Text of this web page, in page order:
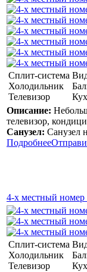
Сплит-система
Холодильник
Телевизор
Описание:
телевизор,
Санузел: Санузел
Подробнее
4-х местный
Сплит-система
Холодильник
Телевизор